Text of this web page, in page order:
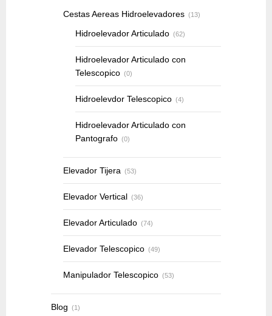
Cestas Aereas Hidroelevadores (13)
Hidroelevador Articulado (62)
Hidroelevador Articulado con
Telescopico (0)
Hidroelevdor Telescopico (4)
Hidroelevador Articulado con
Pantografo (0)
Elevador Tijera (53)
Elevador Vertical (36)
Elevador Articulado (74)
Elevador Telescopico (49)
Manipulador Telescopico (53)
Blog (1)